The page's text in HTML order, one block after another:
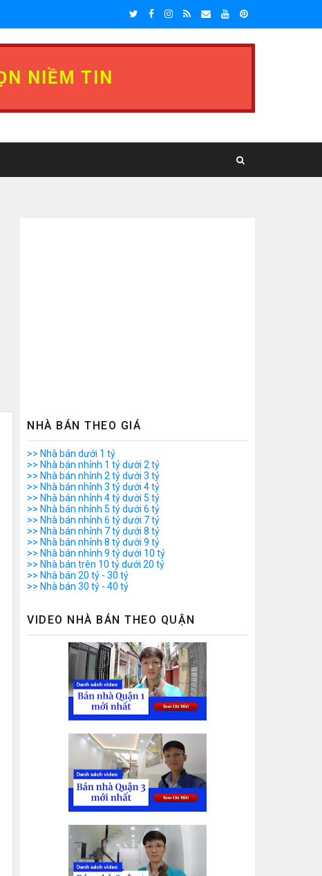
NIỀM TIN
NHÀ BÁN THEO GIÁ
>> Nhà bán dưới 1 tỷ
>> Nhà bán nhỉnh 1 tỷ dưới 2 tỷ
>> Nhà bán nhỉnh 2 tỷ dưới 3 tỷ
>> Nhà bán nhỉnh 3 tỷ dưới 4 tỷ
>> Nhà bán nhỉnh 4 tỷ dưới 5 tỷ
>> Nhà bán nhỉnh 5 tỷ dưới 6 tỷ
>> Nhà bán nhỉnh 6 tỷ dưới 7 tỷ
>> Nhà bán nhỉnh 7 tỷ dưới 8 tỷ
>> Nhà bán nhỉnh 8 tỷ dưới 9 tỷ
>> Nhà bán nhỉnh 9 tỷ dưới 10 tỷ
>> Nhà bán trên 10 tỷ dưới 20 tỷ
>> Nhà bán 20 tỷ - 30 tỷ
>> Nhà bán 30 tỷ - 40 tỷ
VIDEO NHÀ BÁN THEO QUẬN